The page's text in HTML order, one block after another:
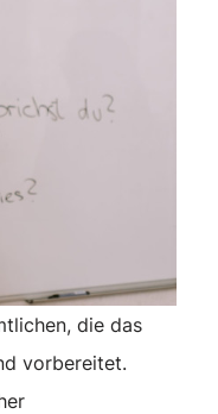
die das
vorbereitet.